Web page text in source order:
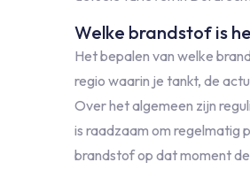
Welke brandstof is
Het bepalen van welke
regio waarin je tankt, de
Over het algemeen zijn
is raadzaam om regelmatig
brandstof op dat moment